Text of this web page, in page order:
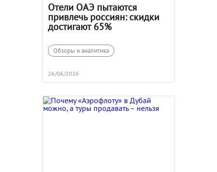
Отели ОАЭ пытаются
привлечь россиян: скидки
достигают 65%
Обзоры и аналитика
26/06/2026